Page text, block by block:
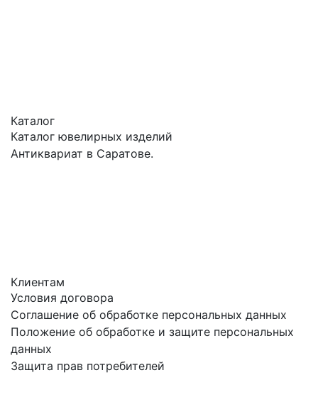
Каталог
Каталог ювелирных изделий
Антиквариат в Саратове.
Клиентам
Условия договора
Соглашение об обработке персональных данных
Положение об обработке и защите персональных
данных
Защита прав потребителей